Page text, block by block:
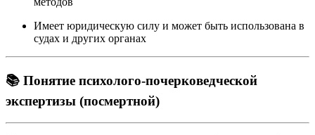
Имеет юридическую силу и может быть использована в
судах и других органах
📚 Понятие психолого-почерковедческой
экспертизы (посмертной)